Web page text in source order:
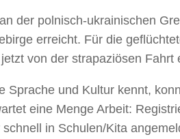
der polnisch-ukrainischen
erreicht. Für die
von der strapaziösen Fahrt
Sprache und Kultur kennt,
eine Menge Arbeit:
in Schulen/Kita